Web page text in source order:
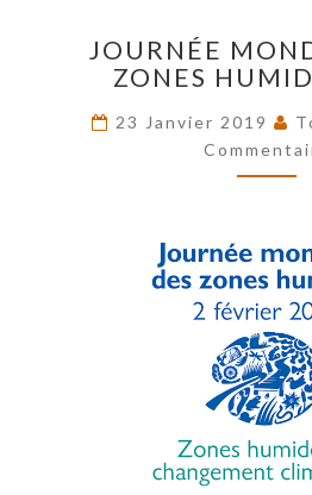
DES
2019
JOURNÉE
ZONES
23 Janvier 2019